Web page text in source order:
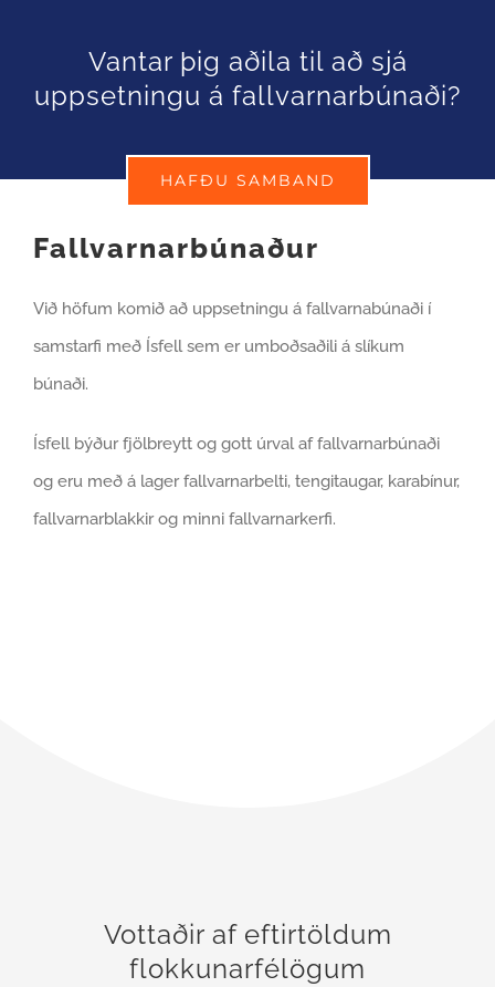
Vantar þig aðila til að sjá
uppsetningu á fallvarnarbúnaði?
HAFÐU SAMBAND
Fallvarnarbúnaður
Við höfum komið að uppsetningu á fallvarnabúnaði í
samstarfi með Ísfell sem er umboðsaðili á slíkum
búnaði.
Ísfell býður fjölbreytt og gott úrval af fallvarnarbúnaði
og eru með á lager fallvarnarbelti, tengitaugar, karabínur,
fallvarnarblakkir og minni fallvarnarkerfi.
Vottaðir af eftirtöldum
flokkunarfélögum